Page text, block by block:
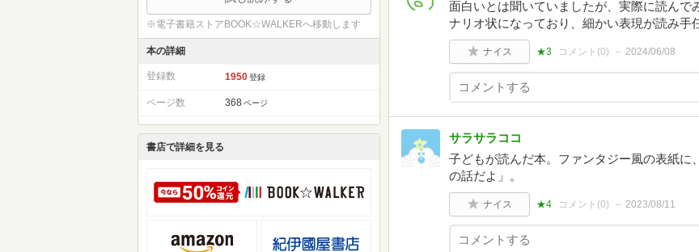
※電子書籍ストアBOOK☆WALKERへ移動します
本の詳細
登録数 1950 登録
ページ数 368 ページ
書店で詳細を見る
面白いとは聞いていましたが、実際に読ん
ナリオ状になっており、細かい表現が読み手
ナイス ★3 コメント(0) 2024/06/08
サラサラココ
子どもが読んだ本。ファンタジー風の表紙
の話だよ」。
ナイス ★4 コメント(0) 2023/08/11